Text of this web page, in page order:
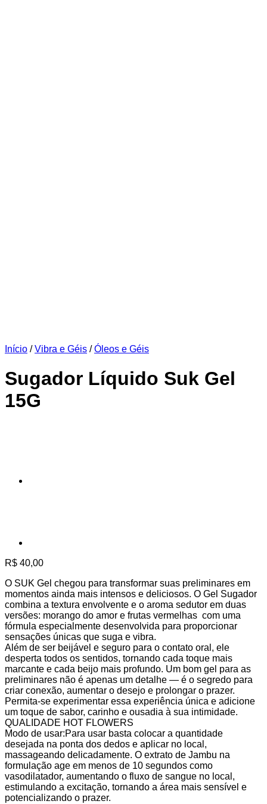
Início / Vibra e Géis / Óleos e Géis
Sugador Líquido Suk Gel
15G
R$ 40,00
O SUK Gel chegou para transformar suas preliminares em
momentos ainda mais intensos e deliciosos. O Gel Sugador
combina a textura envolvente e o aroma sedutor em duas
versões: morango do amor e frutas vermelhas com uma
fórmula especialmente desenvolvida para proporcionar
sensações únicas que suga e vibra.
Além de ser beijável e seguro para o contato oral, ele
desperta todos os sentidos, tornando cada toque mais
marcante e cada beijo mais profundo. Um bom gel para as
preliminares não é apenas um detalhe — é o segredo para
criar conexão, aumentar o desejo e prolongar o prazer.
Permita-se experimentar essa experiência única e adicione
um toque de sabor, carinho e ousadia à sua intimidade.
QUALIDADE HOT FLOWERS
Modo de usar:Para usar basta colocar a quantidade
desejada na ponta dos dedos e aplicar no local,
massageando delicadamente. O extrato de Jambu na
formulação age em menos de 10 segundos como
vasodilatador, aumentando o fluxo de sangue no local,
estimulando a excitação, tornando a área mais sensível e
potencializando o prazer.